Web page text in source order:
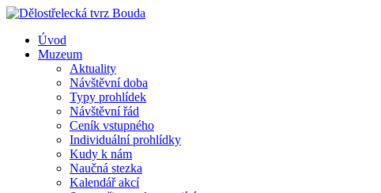
Úvod
Muzeum
Aktuality
Návštěvní doba
Typy prohlídek
Návštěvní řád
Ceník vstupného
Individuální prohlídky
Kudy k nám
Naučná stezka
Kalendář akcí